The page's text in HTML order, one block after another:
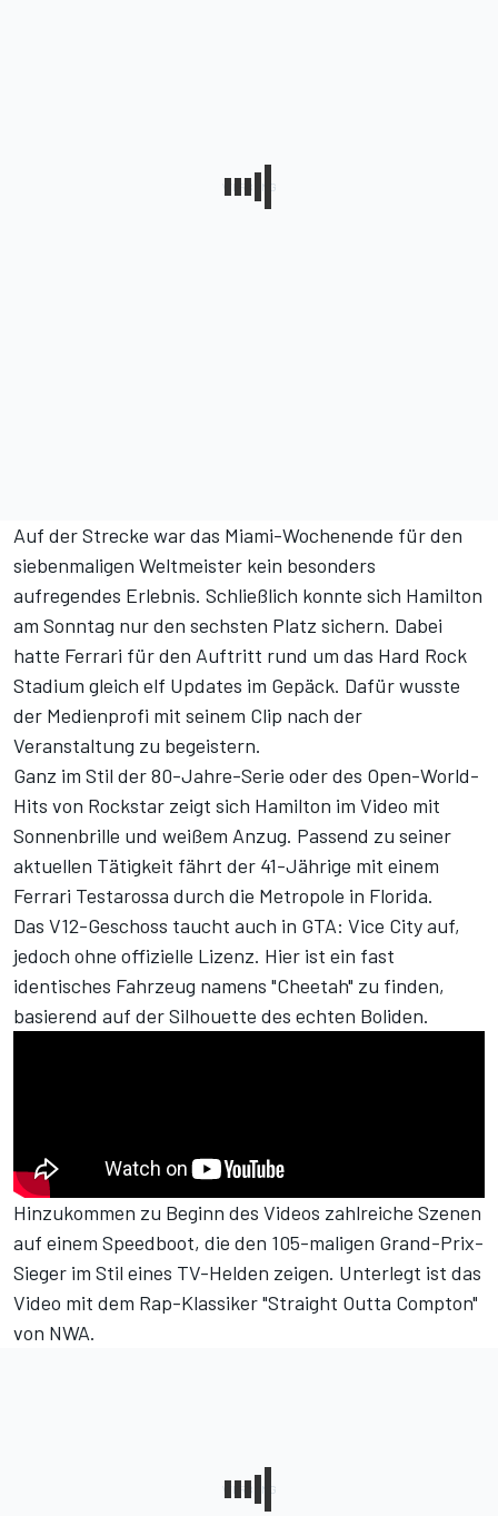
Auf der Strecke war das Miami-Wochenende für den
siebenmaligen Weltmeister kein besonders
aufregendes Erlebnis. Schließlich konnte sich Hamilton
am Sonntag nur den sechsten Platz sichern. Dabei
hatte Ferrari für den Auftritt rund um das Hard Rock
Stadium gleich elf Updates im Gepäck. Dafür wusste
der Medienprofi mit seinem Clip nach der
Veranstaltung zu begeistern.
Ganz im Stil der 80-Jahre-Serie oder des Open-World-
Hits von Rockstar zeigt sich Hamilton im Video mit
Sonnenbrille und weißem Anzug. Passend zu seiner
aktuellen Tätigkeit fährt der 41-Jährige mit einem
Ferrari Testarossa durch die Metropole in Florida.
Das V12-Geschoss taucht auch in GTA: Vice City auf,
jedoch ohne offizielle Lizenz. Hier ist ein fast
identisches Fahrzeug namens "Cheetah" zu finden,
basierend auf der Silhouette des echten Boliden.
Hinzukommen zu Beginn des Videos zahlreiche Szenen
auf einem Speedboot, die den 105-maligen Grand-Prix-
Sieger im Stil eines TV-Helden zeigen. Unterlegt ist das
Video mit dem Rap-Klassiker "Straight Outta Compton"
von NWA.